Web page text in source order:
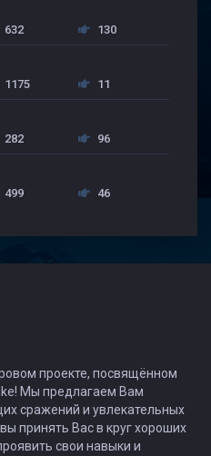
632 130
1175 11
282 96
499 46
проекте, посвящённом
Мы предлагаем Вам
сражений и увлекательных
принять Вас в круг хороших
свои навыки и